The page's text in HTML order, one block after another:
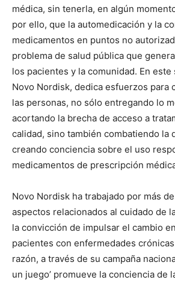
médica, sin tenerla, en algún
por ello, que la automedicación y la
medicamentos en puntos no
problema de salud pública que
los pacientes y la comunidad. En
Novo Nordisk, dedica esfuerzos para
las personas, no sólo entregando lo
acortando la brecha de acceso a
calidad, sino también combatiendo la
creando conciencia sobre el uso
medicamentos de prescripción
Novo Nordisk ha trabajado por más
aspectos relacionados al cuidado de
la convicción de impulsar el cambio
pacientes con enfermedades
razón, a través de su campaña
un juego’ promueve la conciencia de